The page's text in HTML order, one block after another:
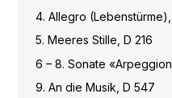
4. Allegro
5. Meeres Stille, D 216
6 – 8. Sonate
9. An die Musik, D 547